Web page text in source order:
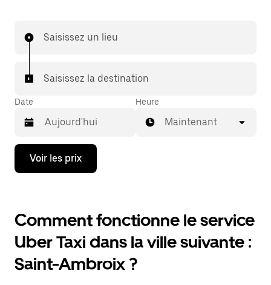
Saisissez un lieu
Saisissez la destination
Date
Appuyez
la
bas
pour
ouvrir
le
calendrier
et
Heure
Maintenant
Voir les prix
Comment fonctionne le service
Uber Taxi dans la ville suivante :
Saint-Ambroix ?